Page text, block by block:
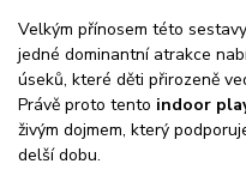
Velkým přínosem této
jedné dominantní atrakce
úseků, které děti přirozeně
Právě proto tento indoor
živým dojmem, který
delší dobu.